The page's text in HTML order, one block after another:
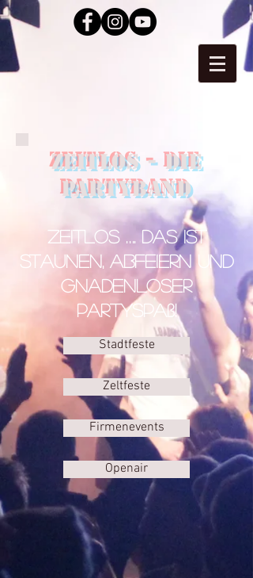
Zeitlos - Die
Partyband
ZEITLOS …. das ist
Staunen, Abfeiern und
gnadenloser
Partyspaß!
Stadtfeste
Zeltfeste
Firmenevents
Openair